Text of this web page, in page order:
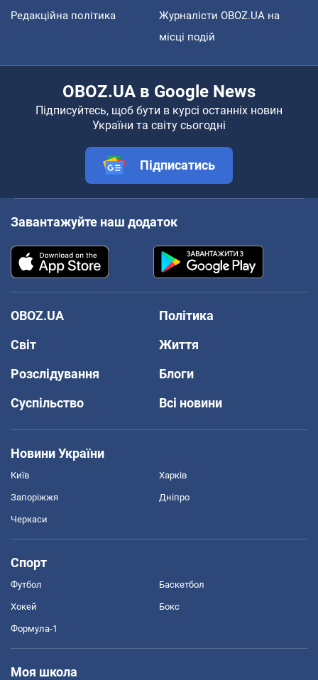
Редакційна політика
Журналісти OBOZ.UA на
місці подій
OBOZ.UA в Google News
Підписуйтесь, щоб бути в курсі останніх новин
України та світу сьогодні
Підписатись
Завантажуйте наш додаток
OBOZ.UA
Політика
Світ
Життя
Розслідування
Блоги
Суспільство
Всі новини
Новини України
Київ Харків
Запоріжжя Дніпро
Черкаси
Спорт
Футбол Баскетбол
Хокей Бокс
Формула-1
Моя школа